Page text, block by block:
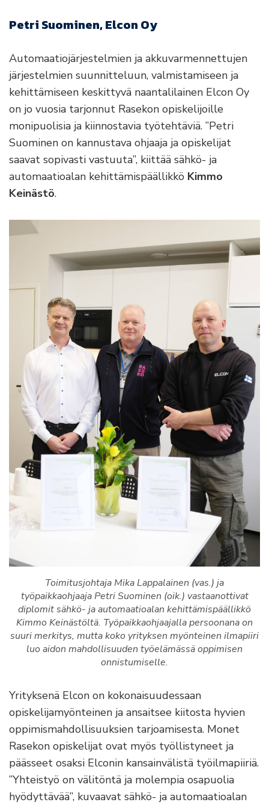
Petri Suominen, Elcon Oy
Automaatiojärjestelmien ja akkuvarmennettujen
järjestelmien suunnitteluun, valmistamiseen ja
kehittämiseen keskittyvä naantalilainen Elcon Oy
on jo vuosia tarjonnut Rasekon opiskelijoille
monipuolisia ja kiinnostavia työtehtäviä. ”Petri
Suominen on kannustava ohjaaja ja opiskelijat
saavat sopivasti vastuuta”, kiittää sähkö- ja
automaatioalan kehittämispäällikkö Kimmo
Keinästö.
Toimitusjohtaja Mika Lappalainen (vas.) ja
työpaikkaohjaaja Petri Suominen (oik.) vastaanottivat
diplomit sähkö- ja automaatioalan kehittämispäällikkö
Kimmo Keinästöltä. Työpaikkaohjaajalla persoonana on
suuri merkitys, mutta koko yrityksen myönteinen ilmapiiri
luo aidon mahdollisuuden työelämässä oppimisen
onnistumiselle.
Yrityksenä Elcon on kokonaisuudessaan
opiskelijamyönteinen ja ansaitsee kiitosta hyvien
oppimismahdollisuuksien tarjoamisesta. Monet
Rasekon opiskelijat ovat myös työllistyneet ja
päässeet osaksi Elconin kansainvälistä työilmapiiriä.
”Yhteistyö on välitöntä ja molempia osapuolia
hyödyttävää”, kuvaavat sähkö- ja automaatioalan